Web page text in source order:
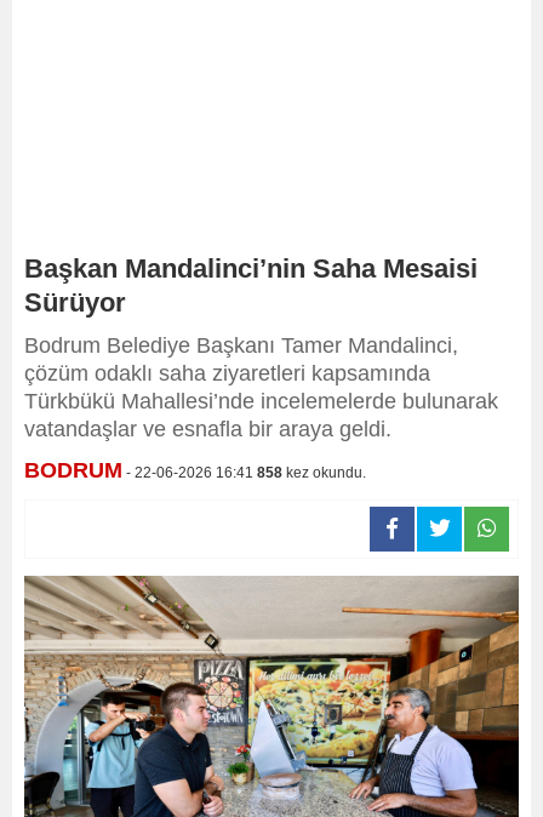
Başkan Mandalinci’nin Saha Mesaisi
Sürüyor
Bodrum Belediye Başkanı Tamer Mandalinci,
çözüm odaklı saha ziyaretleri kapsamında
Türkbükü Mahallesi’nde incelemelerde bulunarak
vatandaşlar ve esnafla bir araya geldi.
BODRUM - 22-06-2026 16:41 858 kez okundu.